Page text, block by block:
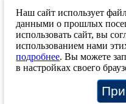
15. Москва,
19.08.2022
Возврат к списку
Наш сайт использует
данными о прошлых
использовать сайт, вы
использованием нами
подробнее. Вы можете
в настройках своего
+7 (812)
О